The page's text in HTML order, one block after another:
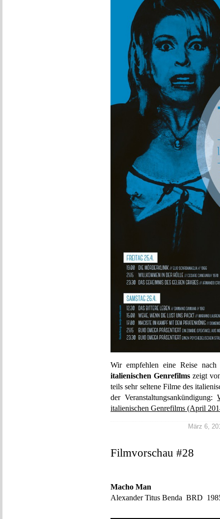
Wir empfehlen eine Reise
italienischen Genrefilms zeigt
teils sehr seltene Filme des
der Veranstaltungsankündigung:
italienischen Genrefilms (April
März 6,
Filmvorschau #28
Macho Man
Alexander Titus Benda BRD